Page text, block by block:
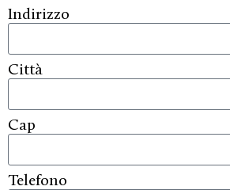
Indirizzo
Città
Cap
Telefono